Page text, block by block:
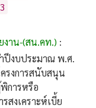
าน-(สน.คท.) :
ปีงบประมาณ พ.ศ.
รงการสนับสนุน
การหรือ
งเคราะห์เบี้ย